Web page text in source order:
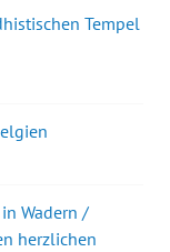
Tempel
Wadern /
herzlichen